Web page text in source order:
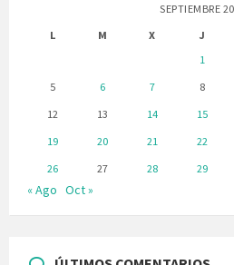
SEPTIEMBRE
L
M X J
1
5
6 7 8
12
13 14 15
19
20 21 22
26
27 28 29
« Ago Oct »